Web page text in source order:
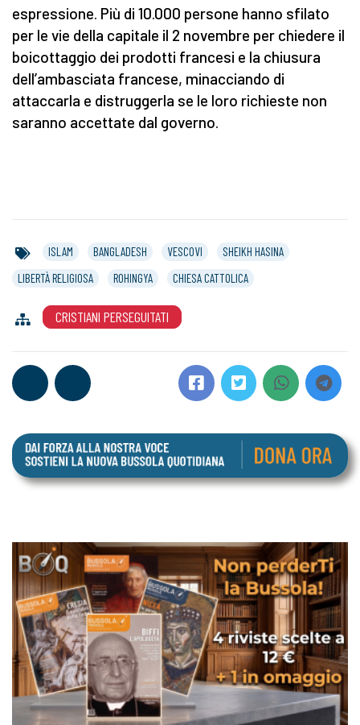
espressione. Più di 10.000 persone hanno sfilato
per le vie della capitale il 2 novembre per chiedere il
boicottaggio dei prodotti francesi e la chiusura
dell’ambasciata francese, minacciando di
attaccarla e distruggerla se le loro richieste non
saranno accettate dal governo.
ISLAM BANGLADESH VESCOVI
SHEIKH HASINA
LIBERTÀ RELIGIOSA
ROHINGYA CHIESA CATTOLICA
CRISTIANI PERSEGUITATI